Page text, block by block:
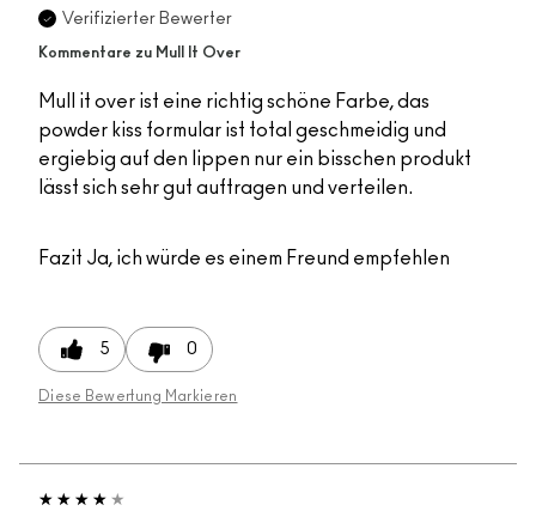
Verifizierter Bewerter
Kommentare zu Mull It Over
Mull it over ist eine richtig schöne Farbe, das
powder kiss formular ist total geschmeidig und
ergiebig auf den lippen nur ein bisschen produkt
lässt sich sehr gut auftragen und verteilen.
Fazit Ja, ich würde es einem Freund empfehlen
5 0
Diese Bewertung Markieren